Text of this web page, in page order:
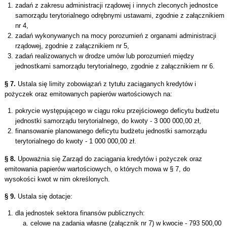
zadań z zakresu administracji rządowej i innych zleconych jednostce
samorządu terytorialnego odrębnymi ustawami, zgodnie z załącznikiem
nr 4,
zadań wykonywanych na mocy porozumień z organami administracji
rządowej, zgodnie z załącznikiem nr 5,
zadań realizowanych w drodze umów lub porozumień między
jednostkami samorządu terytorialnego, zgodnie z załącznikiem nr 6.
§ 7. Ustala się limity zobowiązań z tytułu zaciąganych kredytów i
pożyczek oraz emitowanych papierów wartościowych na:
pokrycie występującego w ciągu roku przejściowego deficytu budżetu
jednostki samorządu terytorialnego, do kwoty - 3 000 000,00 zł,
finansowanie planowanego deficytu budżetu jednostki samorządu
terytorialnego do kwoty - 1 000 000,00 zł.
§ 8. Upoważnia się Zarząd do zaciągania kredytów i pożyczek oraz
emitowania papierów wartościowych, o których mowa w § 7, do
wysokości kwot w nim określonych.
§ 9. Ustala się dotacje:
dla jednostek sektora finansów publicznych:
celowe na zadania własne (załącznik nr 7) w kwocie - 793 500,00